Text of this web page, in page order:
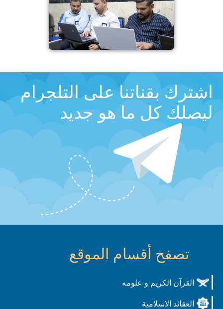
اشترك بقناتنا على التلجرام
ليصلك كل ما هو جديد
تصفح أقسام الموقع
القرآن الكريم و علومه
العقائد الاسلامية